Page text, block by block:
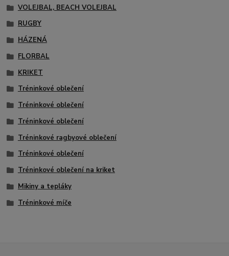
VOLEJBAL, BEACH VOLEJBAL
RUGBY
HÁZENÁ
FLORBAL
KRIKET
Tréninkové oblečení
Tréninkové oblečení
Tréninkové oblečení
Tréninkové ragbyové oblečení
Tréninkové oblečení
Tréninkové oblečení na kriket
Mikiny a tepláky
Tréninkové míče